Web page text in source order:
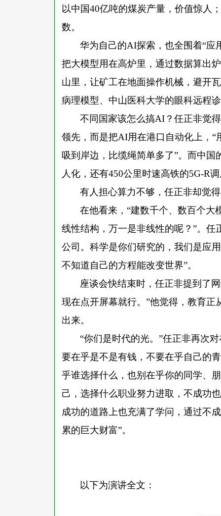
以中国40亿吨的煤炭产量，价值惊人
数。
华为自己的AI探索，也全围着“应
把大模型用在高炉里，通过数据算出
山里，让矿工在地面操作机械，避开
病理模型、中山医科大学的眼科远程
不同国家该怎么搞AI？任正非觉
领先，而是把AI用在港口自动化上，
吸到岸边，比缆绳简单多了”。而中
人化，还有450公里时速高铁的5G-R
有人担心算力不够，任正非却觉得
在他看来， “建数千个、数百个大
线性结构，万一是非线性的呢？”。
公司。科学是你们研究的，我们是应
不知道自己的方程能改变世界”。
座谈会快结束时，任正非提到了
现在点开屏幕就行。”他觉得，教育正
出来。
“你们是时代的光。”任正非再次
要在乎是不是有钱，不要在乎自己的
乎谁选择什么，也别在乎你的同学、
己，选择什么职业努力进取，不成功
成功的道路上也充满了学问，通过不
累的巨大财富”。
以下为演讲全文：